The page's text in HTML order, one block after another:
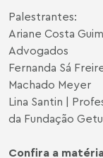
Palestrantes:
Ariane Costa
Advogados
Fernanda Sá
Machado Meyer
Lina Santin |
da Fundação
Confira a